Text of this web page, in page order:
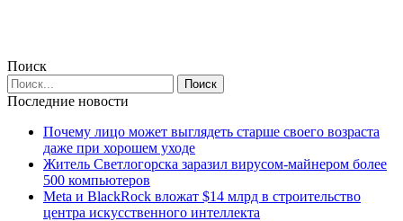
Поиск
Последние новости
Почему лицо может выглядеть старше своего возраста
даже при хорошем уходе
Житель Светлогорска заразил вирусом-майнером более
500 компьютеров
Meta и BlackRock вложат $14 млрд в строительство
центра искусственного интеллекта